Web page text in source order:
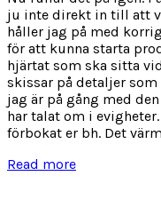
ju inte direkt in till att
håller jag på med
för att kunna starta
hjärtat som ska sitta
skissar på detaljer
jag är på gång med
har talat om i
förbokat er bh. Det
Read more